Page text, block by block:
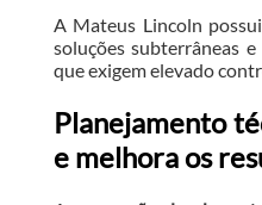
A Mateus Lincoln
soluções subterrâneas
que exigem elevado
Planejamento
e melhora os